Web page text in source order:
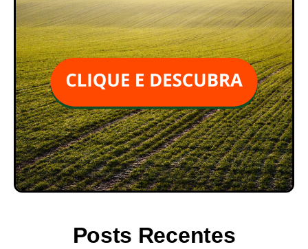
Posts Recentes